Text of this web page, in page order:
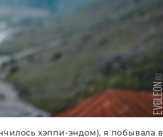
хэппи-эндом), я побывала в